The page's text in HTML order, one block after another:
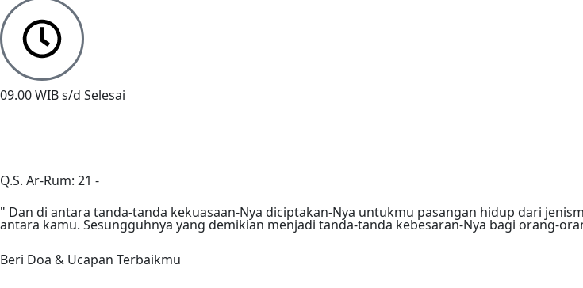
09.00 WIB s/d Selesai
Q.S. Ar-Rum: 21 -
Beri Doa & Ucapan Terbaikmu